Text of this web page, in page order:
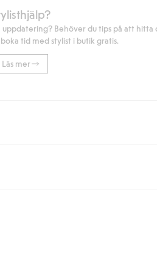
Behöver du tips på att hitta
tid med stylist i butik gratis.
Läs mer
leverans till ombud eller paketbox